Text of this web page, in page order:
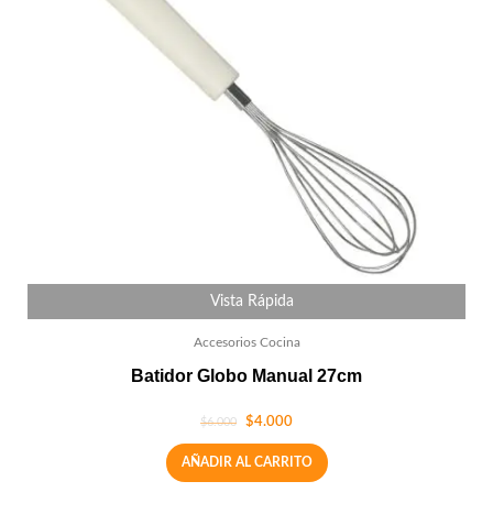
Vista Rápida
Accesorios Cocina
Batidor Globo Manual 27cm
$6.000 $4.000
AÑADIR AL CARRITO